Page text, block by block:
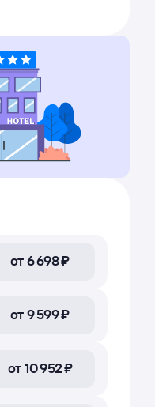
от 6 ⁠698 ⁠₽
от 9 ⁠599 ⁠₽
от10 ⁠952 ⁠₽